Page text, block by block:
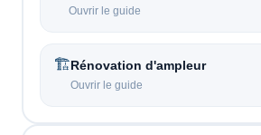
Ouvrir le guide
🏗️Rénovation d'ampleur
Ouvrir le guide